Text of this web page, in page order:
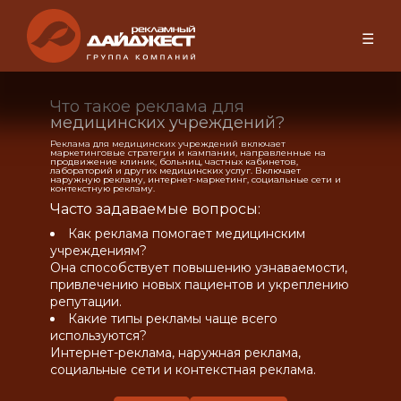
☰
Что такое реклама для
медицинских учреждений?
Реклама для медицинских учреждений включает
маркетинговые стратегии и кампании, направленные на
продвижение клиник, больниц, частных кабинетов,
лабораторий и других медицинских услуг. Включает
наружную рекламу, интернет-маркетинг, социальные сети и
контекстную рекламу.
Часто задаваемые вопросы:
Как реклама помогает медицинским
учреждениям?
Она способствует повышению узнаваемости,
привлечению новых пациентов и укреплению
репутации.
Какие типы рекламы чаще всего
используются?
Интернет-реклама, наружная реклама,
социальные сети и контекстная реклама.